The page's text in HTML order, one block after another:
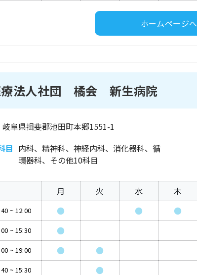
ホームページへ
療法人社団 橘会 新生病院
岐阜県揖斐郡池田町本郷1551-1
目 内科、精神科、神経内科、消化器科、循
環器科、その他10科目
月 火 水 木
~ 12:00 ● ● ●
~ 15:30 ●
~ 19:00 ● ●
~ 15:30 ●